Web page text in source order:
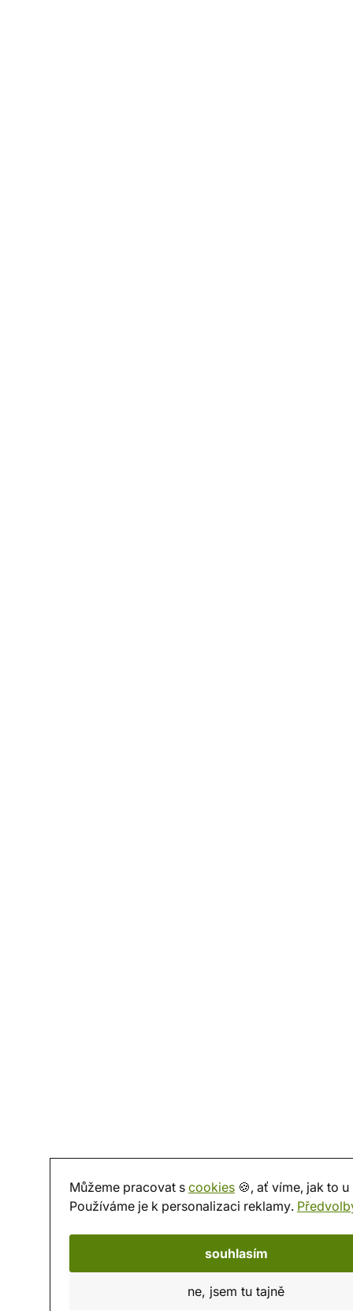
Můžeme pracovat s cookies 🍪, ať víme, jak to u
Používáme je k personalizaci reklamy.
souhlasím
ne, jsem tu tajně